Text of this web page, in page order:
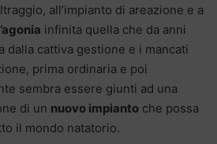
all’impianto di areazione e a
infinita quella che da anni
dalla cattiva gestione e i mancati
prima ordinaria e poi
sembra essere giunti ad una
di un nuovo impianto che possa
il mondo natatorio.